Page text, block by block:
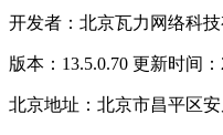
开发者：北京瓦力网络科
版本：13.5.0.70 更新时间：
北京地址：北京市昌平区